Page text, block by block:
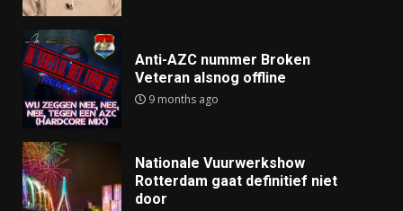
Anti-AZC nummer Broken
Veteran alsnog offline
9 months ago
Nationale Vuurwerkshow
Rotterdam gaat definitief niet
door